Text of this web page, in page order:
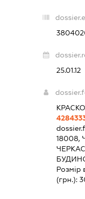
25.01.12
18008,
Розмір
(грн.):